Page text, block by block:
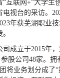
互联网+”大学生
视台的采访。
年获芜湖职业技
成立于2015年
股公司48家。拥
将业务划分成了“